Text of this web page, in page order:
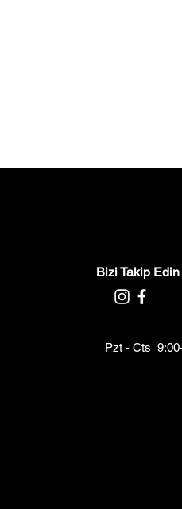
Bizi Takip Edin
Pzt - Cts